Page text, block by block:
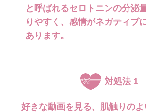
と呼ばれるセロトニンの分泌
りやすく、 感情がネガティブ
あります。
対処法 1
好きな動画を見る、肌触りのよ